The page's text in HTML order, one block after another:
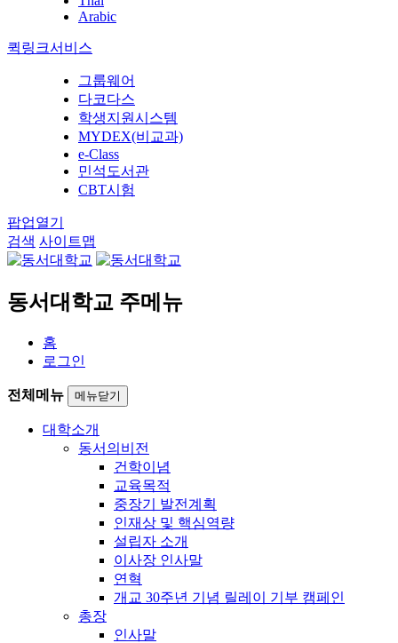
Arabic
퀵링크서비스
그룹웨어
다코다스
학생지원시스템
MYDEX(비교과)
e-Class
민석도서관
CBT시험
팝업열기
검색 사이트맵
동서대학교 주메뉴
홈
로그인
전체메뉴 메뉴닫기
대학소개
동서의비전
건학이념
교육목적
중장기 발전계획
인재상 및 핵심역량
설립자 소개
이사장 인사말
연혁
개교 30주년 기념 릴레이 기부 캠페인
총장
인사말